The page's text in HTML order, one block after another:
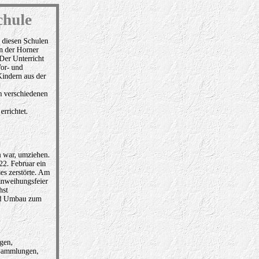
Schulen
der Horner
Unterricht
und
aus der
war, umziehen.
Februar ein
zerstörte. Am
Umbau zum